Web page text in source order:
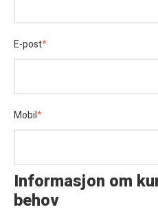
E-post*
Mobil*
Informasjon om
behov